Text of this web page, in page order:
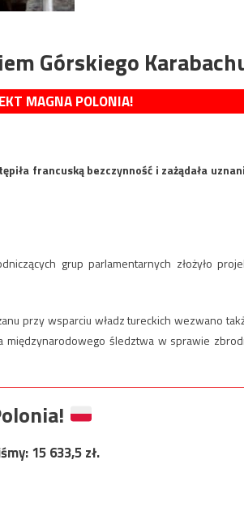
Górskiego
MAGNA POLONIA!
francuską bezczynność i zażądała
grup parlamentarnych złożyło
przy wsparciu władz tureckich wezwano
międzynarodowego śledztwa w sprawie
15 633,5zł.